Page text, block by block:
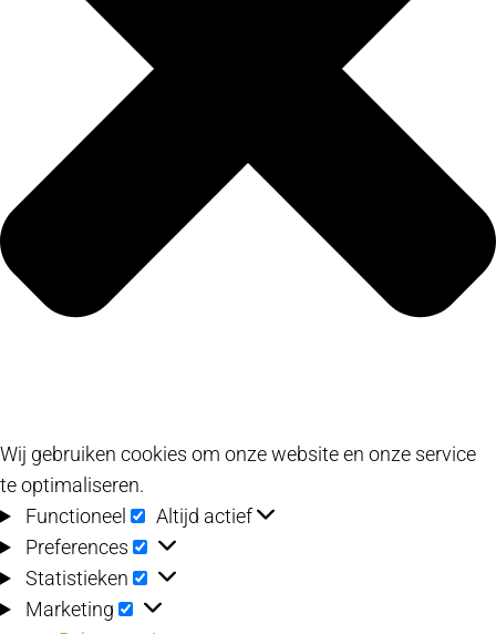
Wij gebruiken cookies om onze website en onze service
te optimaliseren.
Functioneel
Functioneel
Altijd actief
Preferences
Preferences
Statistieken Statistieken
Marketing Marketing